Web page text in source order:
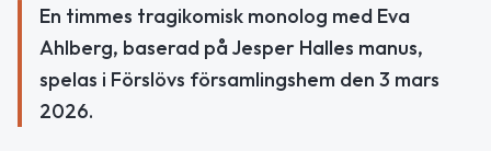
En timmes tragikomisk monolog med Eva
Ahlberg, baserad på Jesper Halles manus,
spelas i Förslövs församlingshem den 3 mars
2026.